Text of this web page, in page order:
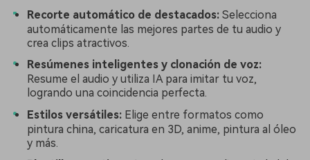
Recorte automático de destacados: Selecciona
automáticamente las mejores partes de tu audio y
crea clips atractivos.
Resúmenes inteligentes y clonación de voz:
Resume el audio y utiliza IA para imitar tu voz,
logrando una coincidencia perfecta.
Estilos versátiles: Elige entre formatos como
pintura china, caricatura en 3D, anime, pintura al óleo
y más.